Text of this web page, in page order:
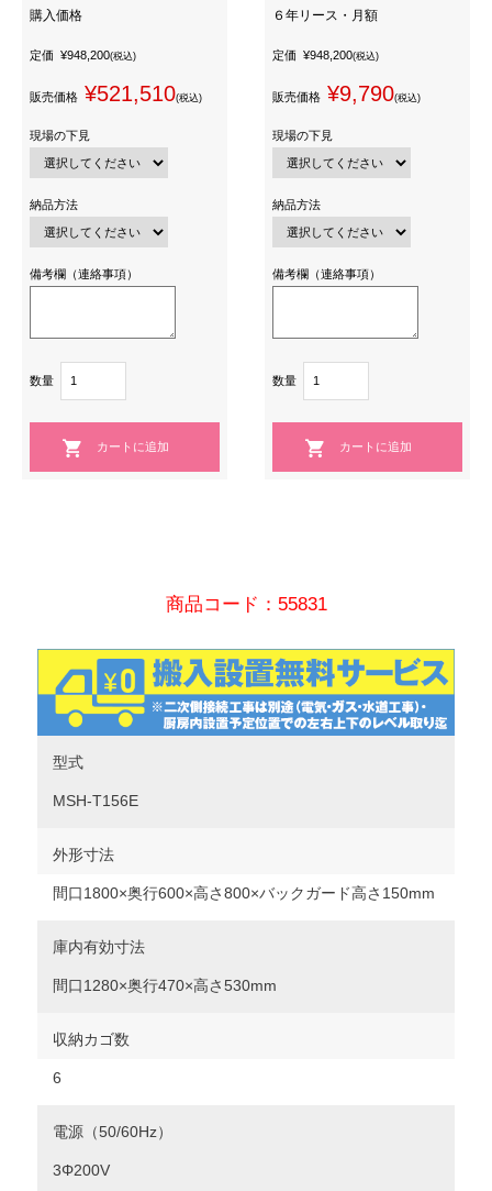
購入価格
定価 ¥948,200(税込)
販売価格 ¥521,510(税込)
現場の下見
納品方法
備考欄（連絡事項）
数量
６年リース・月額
定価 ¥948,200(税込)
販売価格 ¥9,790(税込)
現場の下見
納品方法
備考欄（連絡事項）
数量
商品コード：55831
型式
MSH-T156E
外形寸法
間口1800×奥行600×高さ800×バックガード高さ150mm
庫内有効寸法
間口1280×奥行470×高さ530mm
収納カゴ数
6
電源（50/60Hz）
3Φ200V